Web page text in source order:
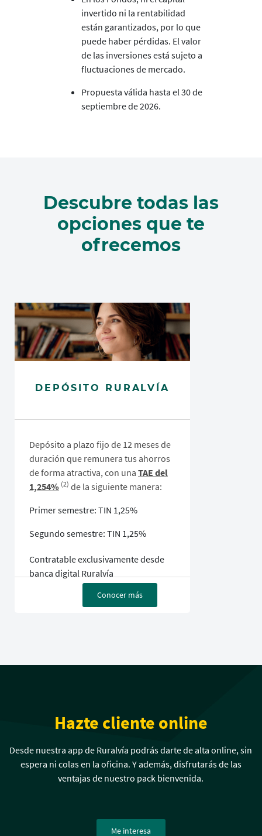
invertido ni la rentabilidad
están garantizados, por lo que
puede haber pérdidas. El valor
de las inversiones está sujeto a
fluctuaciones de mercado.
Propuesta válida hasta el 30 de
septiembre de 2026.
Descubre todas las
opciones que te
ofrecemos
DEPÓSITO RURALVÍA
Depósito a plazo fijo de 12 meses de
duración que remunera tus ahorros
de forma atractiva, con una TAE del
1,254% (2) de la siguiente manera:
Primer semestre: TIN 1,25%
Segundo semestre: TIN 1,25%
Contratable exclusivamente desde
banca digital Ruralvía
Conocer más
Hazte cliente online
Desde nuestra app de Ruralvía podrás darte de alta online, sin
espera ni colas en la oficina. Y además, disfrutarás de las
ventajas de nuestro pack bienvenida.
Me interesa